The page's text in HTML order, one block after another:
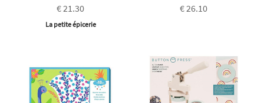
€ 21.30
La petite épicerie
€ 26.10